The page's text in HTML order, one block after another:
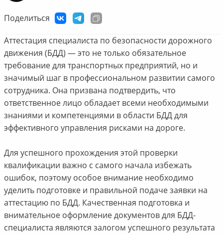
Поделиться
Аттестация специалиста по безопасности дорожного
движения (БДД) — это не только обязательное
требование для транспортных предприятий, но и
значимый шаг в профессиональном развитии самого
сотрудника. Она призвана подтвердить, что
ответственное лицо обладает всеми необходимыми
знаниями и компетенциями в области БДД для
эффективного управления рисками на дороге.
Для успешного прохождения этой проверки
квалификации важно с самого начала избежать
ошибок, поэтому особое внимание необходимо
уделить подготовке и правильной подаче заявки на
аттестацию по БДД. Качественная подготовка и
внимательное оформление документов для БДД-
специалиста являются залогом успешного результата